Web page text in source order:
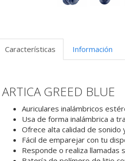
Características Información
ARTICA GREED BLUE
Auriculares inalámbricos
Usa de forma inalámbrica a
Ofrece alta calidad de sonido
Fácil de emparejar con tu
Responde o realiza llamadas